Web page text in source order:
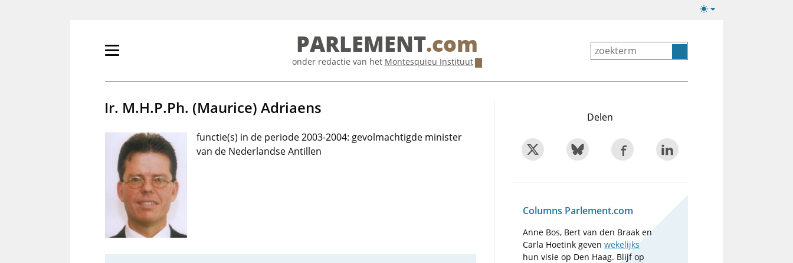
Lichte/donkere
Primair
tonen/verbergen
PARLEMENT.com
onder redactie van het Montesquieu Instituut
Ir. M.H.P.Ph. (Maurice) Adriaens
functie(s) in de periode 2003-2004: gevolmachtigde minister
van de Nederlandse Antillen
Delen
Columns Parlement.com
Anne Bos, Bert van den Braak en
Carla Hoetink gevenwekelijks
hun visie op Den Haag. Blijf op